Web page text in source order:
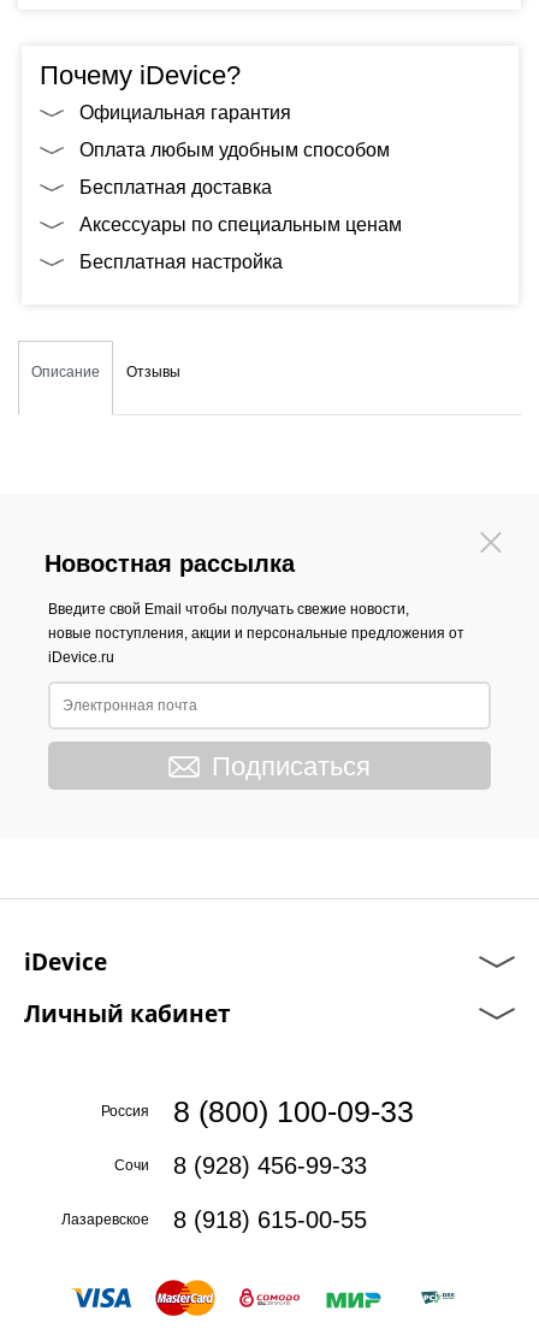
Почему iDevice?
Официальная гарантия
Оплата любым удобным способом
Бесплатная доставка
Аксессуары по специальным ценам
Бесплатная настройка
Описание Отзывы
Новостная рассылка
Введите свой Email чтобы получать свежие новости,
новые поступления, акции и персональные предложения от
iDevice.ru
Подписаться
iDevice
Личный кабинет
Россия 8 (800) 100-09-33
Сочи 8 (928) 456-99-33
Лазаревское 8 (918) 615-00-55